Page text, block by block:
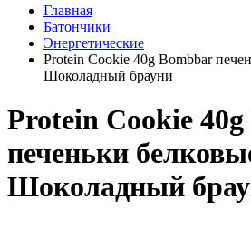
Главная
Батончики
Энергетические
Protein Cookie 40g Bombbar
Шоколадный брауни
Protein Cookie
печеньки
Шоколадный